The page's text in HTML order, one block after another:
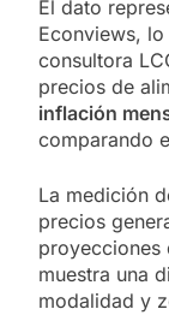
El dato
Econviews,
consultora
precios de
inflación
comparando
La medición
precios
proyecciones
muestra una
modalidad y